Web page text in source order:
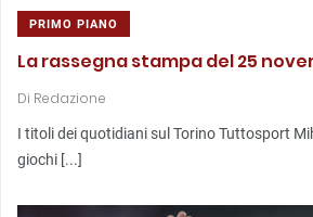
PRIMO PIANO
La rassegna stampa del 25
Di Redazione
I titoli dei quotidiani sul Torino Tuttosport
giochi [...]